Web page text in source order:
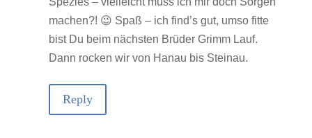
machen?! 😉 Spaß – ich find’s gut, umso fitte
bist Du beim nächsten Brüder Grimm Lauf.
Dann rocken wir von Hanau bis Steinau.
Reply